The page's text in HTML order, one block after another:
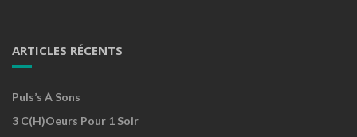
ARTICLES RÉCENTS
Puls’s À Sons
3 C(h)oeurs Pour 1 Soir